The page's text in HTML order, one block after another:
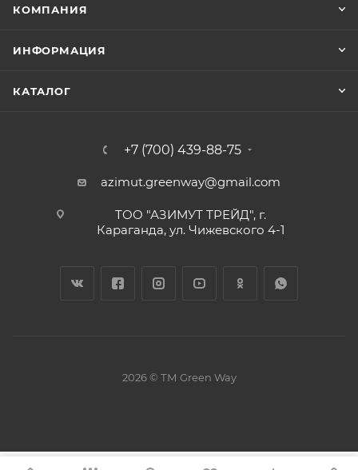
КОМПАНИЯ
ИНФОРМАЦИЯ
КАТАЛОГ
+7 (700) 439-88-75
azimut.greenway@gmail.com
ТОО "АЗИМУТ ТРЕЙД", г.
Караганда, ул. Чижевского 4-1
2026 © ТМ Green Way